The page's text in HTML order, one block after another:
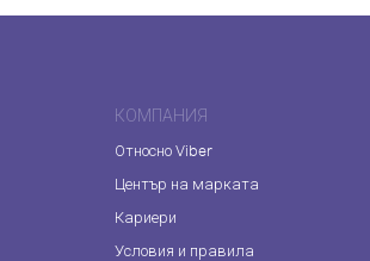
КОМПАНИЯ
Относно Viber
Център на марката
Кариери
Условия и правила